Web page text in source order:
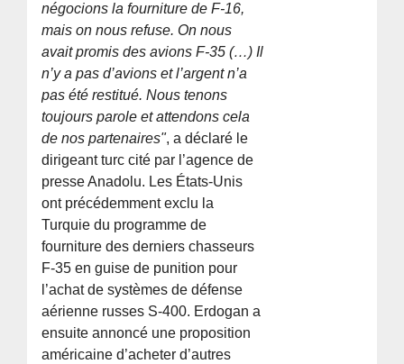
négocions la fourniture de F-16,
mais on nous refuse. On nous
avait promis des avions F-35 (…) Il
n’y a pas d’avions et l’argent n’a
pas été restitué. Nous tenons
toujours parole et attendons cela
de nos partenaires", a déclaré le
dirigeant turc cité par l’agence de
presse Anadolu. Les États-Unis
ont précédemment exclu la
Turquie du programme de
fourniture des derniers chasseurs
F-35 en guise de punition pour
l’achat de systèmes de défense
aérienne russes S-400. Erdogan a
ensuite annoncé une proposition
américaine d’acheter d’autres